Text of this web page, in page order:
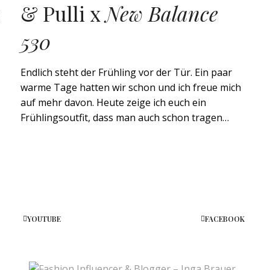
& Pulli xNew Balance
530
Endlich steht der Frühling vor der Tür. Ein paar
warme Tage hatten wir schon und ich freue mich
auf mehr davon. Heute zeige ich euch ein
Frühlingsoutfit, dass man auch schon tragen…
YOUTUBE FACEBOOK